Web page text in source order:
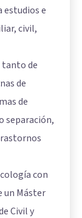
estudios e
civil,
tanto de
de
de
separación,
con
un Máster
Civil y